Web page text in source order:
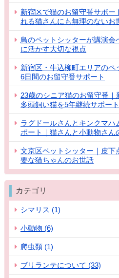
新宿区で猫のお留守番サポー
れる猫さんにも無理のないお
鳥のペットシッターが講演
に活かす大切な視点
新宿区・牛込柳町エリアの
6日間のお留守番サポート
23歳のシニア猫のお留守番
多頭飼い猫を5年継続サポート
ラグドールさんとキンクマハ
ポート｜猫さんと小動物さん
文京区ペットシッター｜皮下
要な猫ちゃんのお世話
カテゴリ
シマリス (1)
小動物 (6)
爬虫類 (1)
ブリランテについて (33)